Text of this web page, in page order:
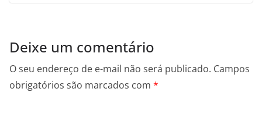
Deixe um comentário
O seu endereço de e-mail não será publicado. Campos
obrigatórios são marcados com *